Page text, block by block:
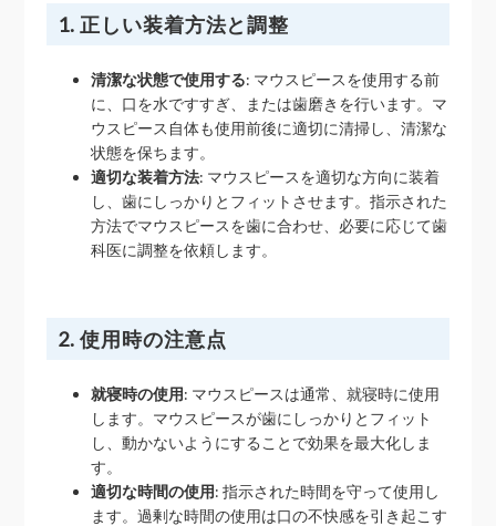
1. 正しい装着方法と調整
清潔な状態で使用する: マウスピースを使用する前
に、口を水ですすぎ、または歯磨きを行います。マ
ウスピース自体も使用前後に適切に清掃し、清潔な
状態を保ちます。
適切な装着方法: マウスピースを適切な方向に装着
し、歯にしっかりとフィットさせます。指示された
方法でマウスピースを歯に合わせ、必要に応じて歯
科医に調整を依頼します。
2. 使用時の注意点
就寝時の使用: マウスピースは通常、就寝時に使用
します。マウスピースが歯にしっかりとフィット
し、動かないようにすることで効果を最大化しま
す。
適切な時間の使用: 指示された時間を守って使用し
ます。過剰な時間の使用は口の不快感を引き起こす